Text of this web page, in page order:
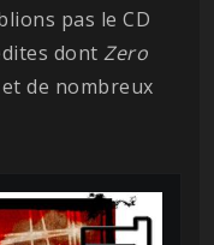
pas le CD
dont Zero
et de nombreux